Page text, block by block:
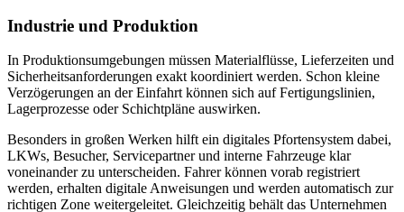
Industrie und Produktion
In Produktionsumgebungen müssen Materialflüsse, Lieferzeiten und
Sicherheitsanforderungen exakt koordiniert werden. Schon kleine
Verzögerungen an der Einfahrt können sich auf Fertigungslinien,
Lagerprozesse oder Schichtpläne auswirken.
Besonders in großen Werken hilft ein digitales Pfortensystem dabei,
LKWs, Besucher, Servicepartner und interne Fahrzeuge klar
voneinander zu unterscheiden. Fahrer können vorab registriert
werden, erhalten digitale Anweisungen und werden automatisch zur
richtigen Zone weitergeleitet. Gleichzeitig behält das Unternehmen